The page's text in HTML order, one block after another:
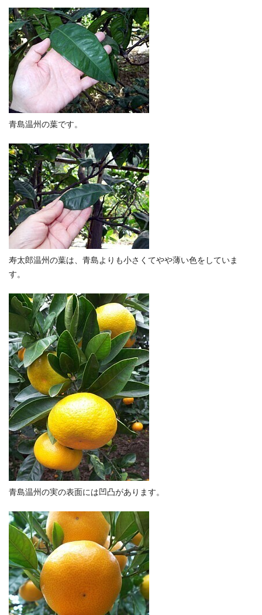
青島温州の葉です。
寿太郎温州の葉は、青島よりも小さくてやや薄い色をしていま
す。
青島温州の実の表面には凹凸があります。